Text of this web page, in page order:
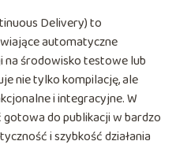
Delivery) to
automatyczne
na środowisko testowe lub
nie tylko kompilację, ale
i integracyjne. W
do publikacji w bardzo
i szybkość działania